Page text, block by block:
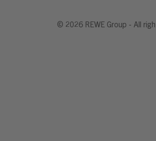
© 2026 REWE Group - All